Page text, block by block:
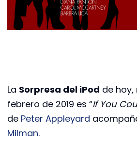
La Sorpresa del iPod de
febrero de 2019 es “If You
de Peter Appleyard
Milman.